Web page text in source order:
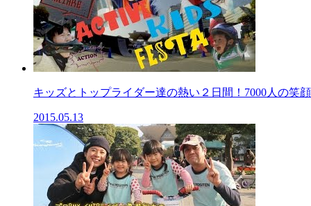
キッズとトップライダー達の熱い２日間！7000人の笑
2015.05.13